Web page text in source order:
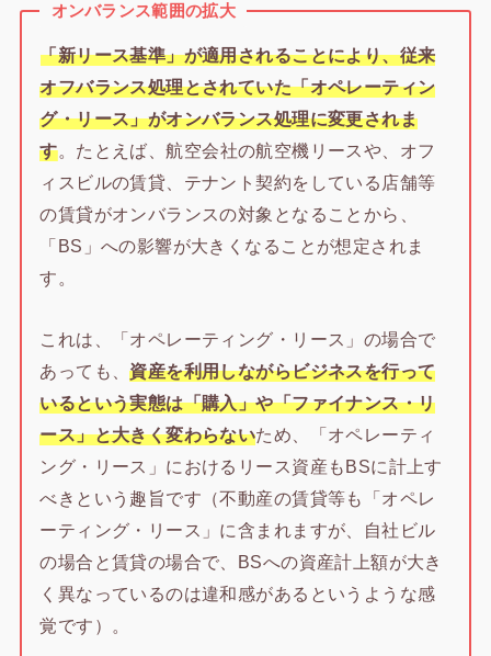
オンバランス範囲の拡大
「新リース基準」が適用されることにより、従来
オフバランス処理とされていた「オペレーティン
グ・リース」がオンバランス処理に変更されま
す。たとえば、航空会社の航空機リースや、オフ
ィスビルの賃貸、テナント契約をしている店舗等
の賃貸がオンバランスの対象となることから、
「BS」への影響が大きくなることが想定されま
す。
これは、「オペレーティング・リース」の場合で
あっても、資産を利用しながらビジネスを行って
いるという実態は「購入」や「ファイナンス・リ
ース」と大きく変わらないため、「オペレーティ
ング・リース」におけるリース資産もBSに計上す
べきという趣旨です（不動産の賃貸等も「オペレ
ーティング・リース」に含まれますが、自社ビル
の場合と賃貸の場合で、BSへの資産計上額が大き
く異なっているのは違和感があるというような感
覚です）。